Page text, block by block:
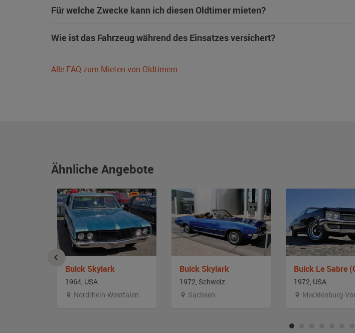
Für welche Zwecke kann ich diesen Oldtimer mieten?
Wie ist das Fahrzeug während des Einsatzes versichert?
Alle FAQ zum Mieten von Oldtimern
Ähnliche Angebote
Buick Skylark
1964, USA
Nordrhein-Westfalen
Buick Skylark
1972, Schweiz
Sachsen
1972, USA
Mecklenburg-